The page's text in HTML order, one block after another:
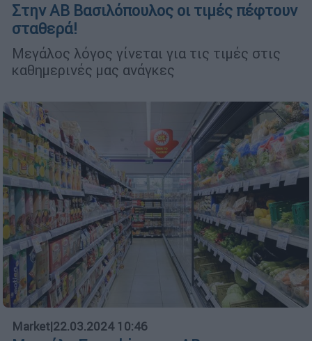
Στην ΑΒ Βασιλόπουλος οι τιμές πέφτουν
σταθερά!
Μεγάλος λόγος γίνεται για τις τιμές στις
καθημερινές μας ανάγκες
Market|22.03.2024 10:46